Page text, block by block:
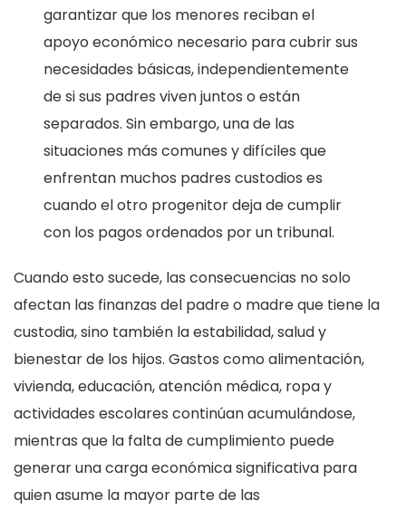
garantizar que los menores reciban el
apoyo económico necesario para cubrir sus
necesidades básicas, independientemente
de si sus padres viven juntos o están
separados. Sin embargo, una de las
situaciones más comunes y difíciles que
enfrentan muchos padres custodios es
cuando el otro progenitor deja de cumplir
con los pagos ordenados por un tribunal.
Cuando esto sucede, las consecuencias no solo
afectan las finanzas del padre o madre que tiene la
custodia, sino también la estabilidad, salud y
bienestar de los hijos. Gastos como alimentación,
vivienda, educación, atención médica, ropa y
actividades escolares continúan acumulándose,
mientras que la falta de cumplimiento puede
generar una carga económica significativa para
quien asume la mayor parte de las